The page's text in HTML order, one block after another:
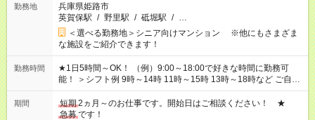
勤務地
兵庫県姫路市
英賀保駅 / 野里駅 / 砥堀駅 / …
＜選べる勤務地＞シニア向けマンション ※他にもさまざま
な施設をご紹介できます！
勤務時間
★1日5時間～OK！ （例）9:00～18:00で好きな時間に勤務可
能！ ＞シフト例 9時～14時 11時～15時 13時～18時など ご自身
のご都合に合わせて勤務時間をご相談ください！ ★家庭の都合
でお休みや時間の調整が必要な場合も遠慮なくご相談くださ
い。
期間 短期2ヵ月～のお仕事です。開始日はご相談ください！ ★
急募です！